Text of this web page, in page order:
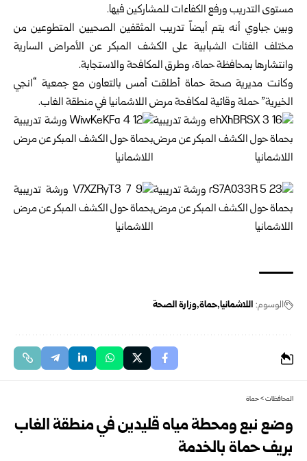
مستوى التدريب ورفع الكفاءات للمشاركين فيها.‏
وبين جباوي أنه يتم أيضاً تدريب المثقفين الصحيين المتطوعين من
مختلف الفئات ‏الشبابية على الكشف المبكر عن الأمراض السارية
وانتشارها بمحافظة حماة، وطرق ‏المكافحة والاستجابة. ‏
وكانت مديرية صحة حماة أطلقت أمس بالتعاون مع جمعية “انجي
الخيرية” حملة وقائية ‏لمكافحة مرض اللاشمانيا في منطقة الغاب.‏
الوسوم: اللاشمانيا حماة وزارة الصحة
المحافظات>حماة
وضع نبع ومحطة مياه قليدين في منطقة الغاب
بريف حماة بالخدمة